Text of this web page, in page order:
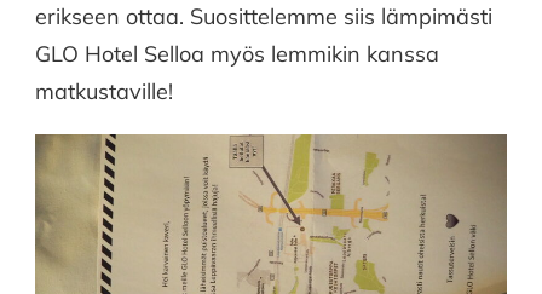
erikseen ottaa. Suosittelemme siis lämpimästi
GLO Hotel Selloa myös lemmikin kanssa
matkustaville!